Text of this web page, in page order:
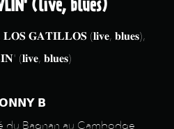
(live, blues)
𝐆𝐀𝐓𝐈𝐋𝐋𝐎𝐒 (𝐥𝐢𝐯𝐞, 𝐛𝐥𝐮𝐞𝐬),
(𝐥𝐢𝐯𝐞, 𝐛𝐥𝐮𝐞𝐬)
𝗕
du Bagnan au Cambodge